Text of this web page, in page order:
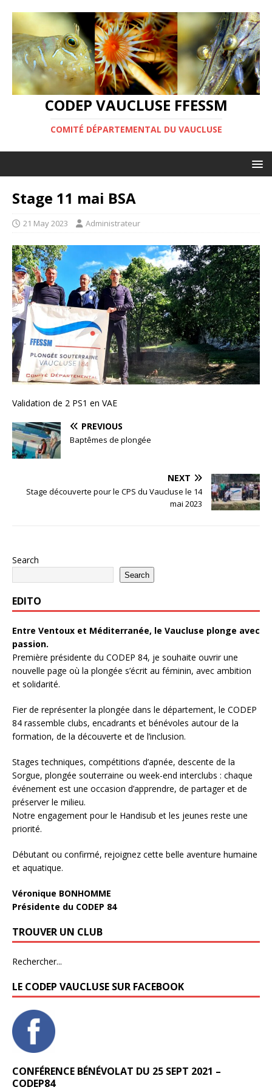
CODEP VAUCLUSE FFESSM
COMITÉ DÉPARTEMENTAL DU VAUCLUSE
Stage 11 mai BSA
21 May 2023 Administrateur
Validation de 2 PS1 en VAE
PREVIOUS
Baptêmes de plongée
NEXT
Stage découverte pour le CPS du Vaucluse le 14
mai 2023
Search
Search
EDITO
Entre Ventoux et Méditerranée, le Vaucluse plonge avec
passion.
Première présidente du CODEP 84, je souhaite ouvrir une
nouvelle page où la plongée s’écrit au féminin, avec ambition
et solidarité.
Fier de représenter la plongée dans le département, le CODEP
84 rassemble clubs, encadrants et bénévoles autour de la
formation, de la découverte et de l’inclusion.
Stages techniques, compétitions d’apnée, descente de la
Sorgue, plongée souterraine ou week-end interclubs : chaque
événement est une occasion d’apprendre, de partager et de
préserver le milieu.
Notre engagement pour le Handisub et les jeunes reste une
priorité.
Débutant ou confirmé, rejoignez cette belle aventure humaine
et aquatique.
Véronique BONHOMME
Présidente du CODEP 84
TROUVER UN CLUB
Rechercher...
LE CODEP VAUCLUSE SUR FACEBOOK
CONFÉRENCE BÉNÉVOLAT DU 25 SEPT 2021 –
CODEP84